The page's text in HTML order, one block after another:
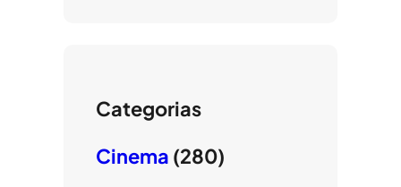
Categorias
Cinema (280)